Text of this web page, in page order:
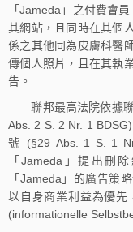
「Jameda」之付費會
其網站，且同時在其個
係之其他同為皮膚科醫
傳個人照片，且在其執
告。
聯邦最高法院依據聯
Abs. 2 S. 2 Nr. 1
號 (§29 Abs. 1 S. 1
「Jameda」提出刪
「Jameda」的廣告策
以自身商業利益為優先
(informationelle